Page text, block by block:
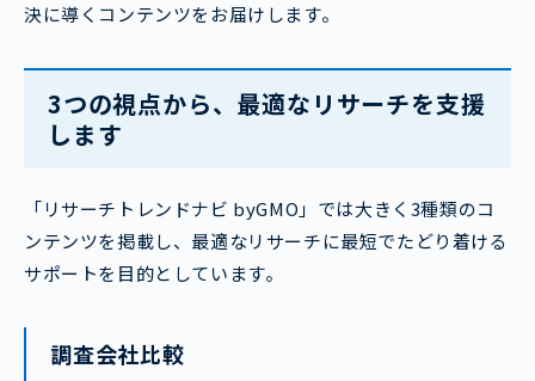
決に導くコンテンツをお届けします。
3つの視点から、最適なリサーチを支援
します
「リサーチトレンドナビ byGMO」では大きく3種類のコ
ンテンツを掲載し、最適なリサーチに最短でたどり着ける
サポートを目的としています。
調査会社比較